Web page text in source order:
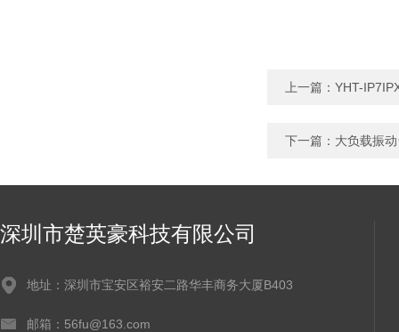
上一篇： YHT-
下一篇： 大负载振
深圳市楚英豪科技有限公司
地址：深圳市宝安区裕安二路华丰商务大厦B403
邮箱：56fu@163.com